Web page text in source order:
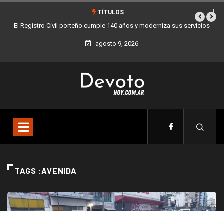
TÍTULOS
El Registro Civil porteño cumple 140 años y moderniza sus servicios
agosto 9, 2026
TAGS :AVENIDA